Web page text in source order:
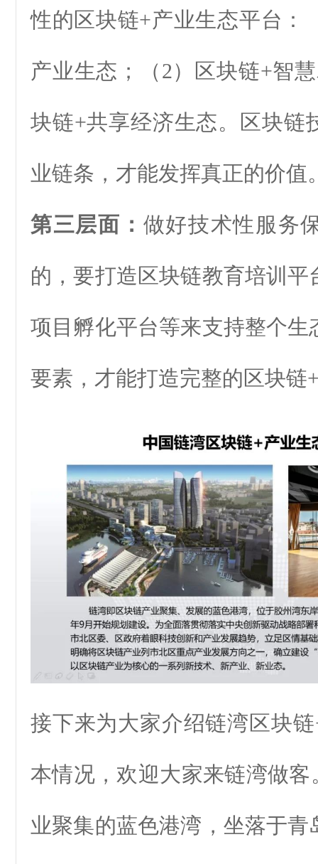
性的区块链+产业生态平台：
产业生态；（2）区块链+智
块链+共享经济生态。区块链
业链条，才能发挥真正的价值
第三层面： 做好技术性服务
的，要打造区块链教育培训
项目孵化平台等来支持整个生
要素，才能打造完整的区块链
接下来为大家介绍链湾区块
本情况，欢迎大家来链湾做客
业聚集的蓝色港湾，坐落于